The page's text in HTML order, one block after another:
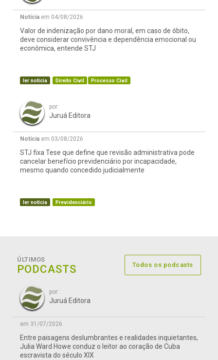
Notícia em 04/08/2026
Valor de indenização por dano moral, em caso de óbito,
deve considerar convivência e dependência emocional ou
econômica, entende STJ
ler notícia Direito Civil Processo Civil
por:
Juruá Editora
Notícia em 03/08/2026
STJ fixa Tese que define que revisão administrativa pode
cancelar benefício previdenciário por incapacidade,
mesmo quando concedido judicialmente
ler notícia Previdenciário
ÚLTIMOS
PODCASTS Todos os podcasts
por:
Juruá Editora
em 31/07/2026
Entre paisagens deslumbrantes e realidades inquietantes,
Julia Ward Howe conduz o leitor ao coração de Cuba
escravista do século XIX